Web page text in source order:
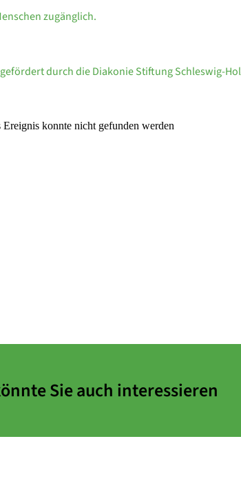
zugänglich.
durch die Diakonie Stiftung Schleswig-
Sie auch interessieren